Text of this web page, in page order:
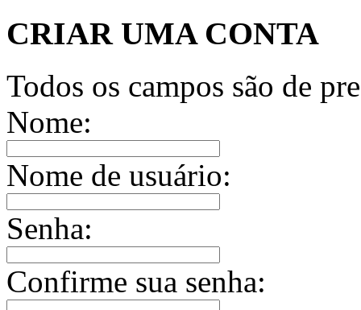
CRIAR UMA CONTA
Todos os campos são de
Nome:
Nome de usuário:
Senha:
Confirme sua senha: